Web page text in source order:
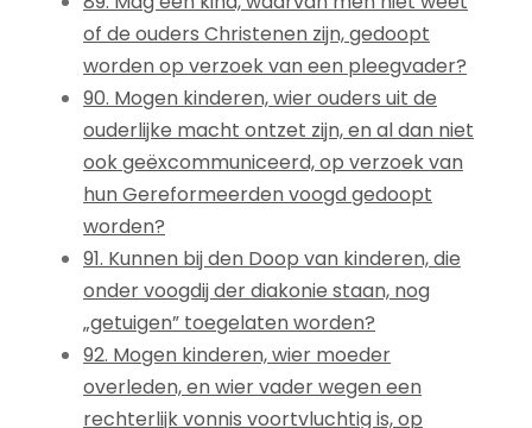
of de ouders Christenen zijn, gedoopt
worden op verzoek van een pleegvader?
90. Mogen kinderen, wier ouders uit de
ouderlijke macht ontzet zijn, en al dan niet
ook geëxcommuniceerd, op verzoek van
hun Gereformeerden voogd gedoopt
worden?
91. Kunnen bij den Doop van kinderen, die
onder voogdij der diakonie staan, nog
„getuigen” toegelaten worden?
92. Mogen kinderen, wier moeder
overleden, en wier vader wegen een
rechterlijk vonnis voortvluchtig is, op